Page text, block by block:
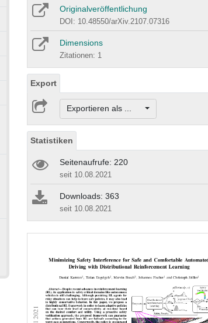
Originalveröffentlichung
DOI: 10.48550/arXiv.2107.07316
Dimensions
Zitationen: 1
Export
Exportieren als ...
Statistiken
Seitenaufrufe: 220
seit 10.08.2021
Downloads: 363
seit 10.08.2021